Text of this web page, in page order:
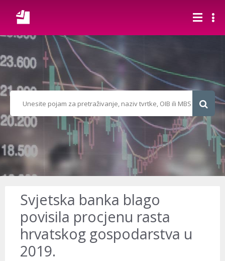
Svjetska banka blago
povisila procjenu rasta
hrvatskog gospodarstva u
2019.